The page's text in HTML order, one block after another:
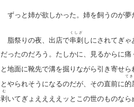
ずっと姉が欲しかった。姉を飼うのが夢
脂祭りの夜、出店で串刺
くしざ
しにされてぎゃ
だったのだろう。たしかに、見るからに
と地面に靴先で溝を掘りながら引き寄せ
とやられそうになるのだが、その直前に的
てき
剥
む
いてぎょええええッとこの世のものな